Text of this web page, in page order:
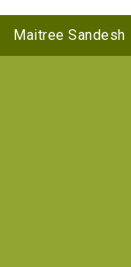
Maitree Sandesh